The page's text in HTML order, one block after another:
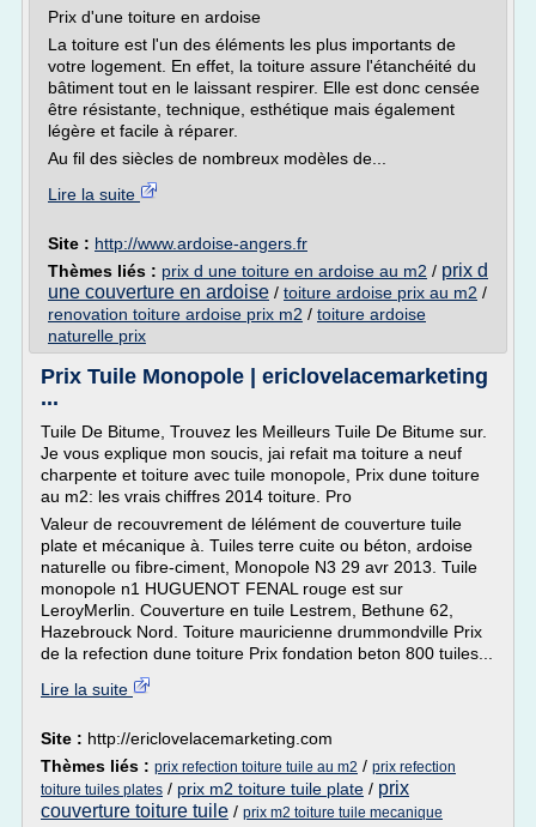
Prix d'une toiture en ardoise
La toiture est l'un des éléments les plus importants de
votre logement. En effet, la toiture assure l'étanchéité du
bâtiment tout en le laissant respirer. Elle est donc censée
être résistante, technique, esthétique mais également
légère et facile à réparer.
Au fil des siècles de nombreux modèles de...
Lire la suite
Site : http://www.ardoise-angers.fr
Thèmes liés : prix d une toiture en ardoise au m2 / prix d
une couverture en ardoise / toiture ardoise prix au m2 /
renovation toiture ardoise prix m2 / toiture ardoise
naturelle prix
Prix Tuile Monopole | ericlovelacemarketing
...
Tuile De Bitume, Trouvez les Meilleurs Tuile De Bitume sur.
Je vous explique mon soucis, jai refait ma toiture a neuf
charpente et toiture avec tuile monopole, Prix dune toiture
au m2: les vrais chiffres 2014 toiture. Pro
Valeur de recouvrement de lélément de couverture tuile
plate et mécanique à. Tuiles terre cuite ou béton, ardoise
naturelle ou fibre-ciment, Monopole N3 29 avr 2013. Tuile
monopole n1 HUGUENOT FENAL rouge est sur
LeroyMerlin. Couverture en tuile Lestrem, Bethune 62,
Hazebrouck Nord. Toiture mauricienne drummondville Prix
de la refection dune toiture Prix fondation beton 800 tuiles...
Lire la suite
Site : http://ericlovelacemarketing.com
Thèmes liés : prix refection toiture tuile au m2 / prix refection
toiture tuiles plates / prix m2 toiture tuile plate / prix
couverture toiture tuile / prix m2 toiture tuile mecanique